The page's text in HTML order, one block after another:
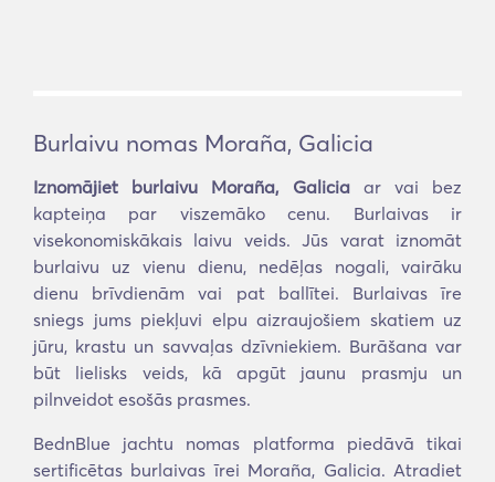
Burlaivu nomas Moraña, Galicia
Iznomājiet burlaivu Moraña, Galiciaar vai bez
kapteiņa par viszemāko cenu. Burlaivas ir
visekonomiskākais laivu veids. Jūs varat iznomāt
burlaivu uz vienu dienu, nedēļas nogali, vairāku
dienu brīvdienām vai pat ballītei. Burlaivas īre
sniegs jums piekļuvi elpu aizraujošiem skatiem uz
jūru, krastu un savvaļas dzīvniekiem. Burāšana var
būt lielisks veids, kā apgūt jaunu prasmju un
pilnveidot esošās prasmes.
BednBlue jachtu nomas platforma piedāvā tikai
sertificētas burlaivas īrei Moraña, Galicia. Atradiet